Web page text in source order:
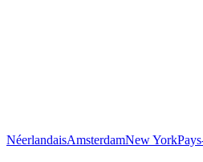
NéerlandaisAmsterdamNew York